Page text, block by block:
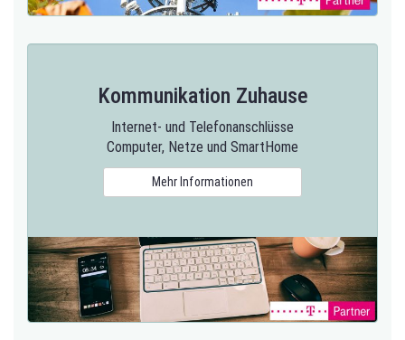
Kommunikation Zuhause
Internet- und Telefonanschlüsse
Computer, Netze und SmartHome
Mehr Informationen